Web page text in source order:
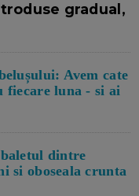
gradual,
Avem cate
fiecare luna - si ai
dintre
si oboseala crunta